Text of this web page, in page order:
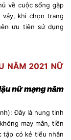
về cuộc sống gặp
khi chọn trang
ưu tiên sử dụng
NĂM 2021 NỮ
nữ mạng năm
Đây là hung tinh
may mắn, tiền
tập có kẻ tiểu nhân